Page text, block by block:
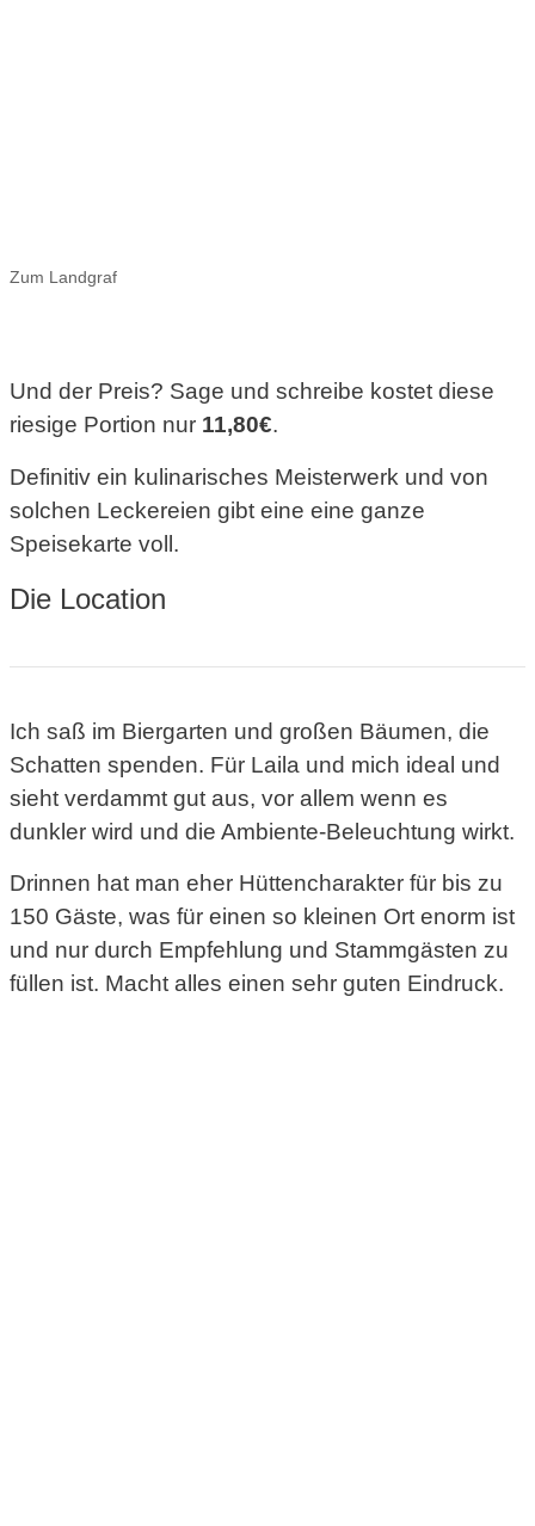
Zum Landgraf
Und der Preis? Sage und schreibe kostet diese
riesige Portion nur 11,80€.
Definitiv ein kulinarisches Meisterwerk und von
solchen Leckereien gibt eine eine ganze
Speisekarte voll.
Die Location
Ich saß im Biergarten und großen Bäumen, die
Schatten spenden. Für Laila und mich ideal und
sieht verdammt gut aus, vor allem wenn es
dunkler wird und die Ambiente-Beleuchtung wirkt.
Drinnen hat man eher Hüttencharakter für bis zu
150 Gäste, was für einen so kleinen Ort enorm ist
und nur durch Empfehlung und Stammgästen zu
füllen ist. Macht alles einen sehr guten Eindruck.